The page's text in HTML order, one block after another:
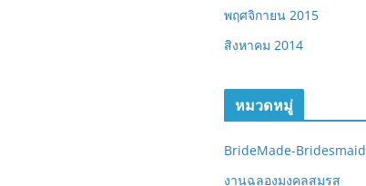
พฤศจิกายน 2015
สิงหาคม 2014
หมวดหมู่
BrideMade-Bridesmaid
งานฉลองมงคลสมรส